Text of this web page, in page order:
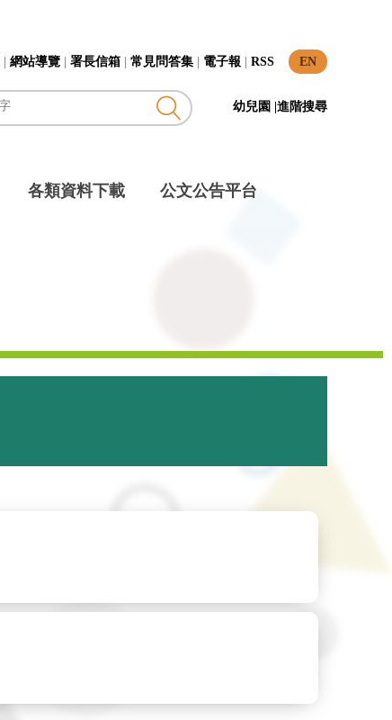
網站導覽 署長信箱 常見問答集 電子報 RSS EN
幼兒園 進階搜尋
各類資料下載 公文公告平台